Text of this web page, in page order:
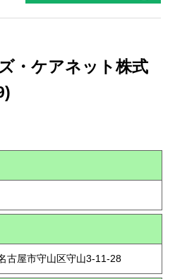
・ケアネット株式
屋市守山区守山3-11-28